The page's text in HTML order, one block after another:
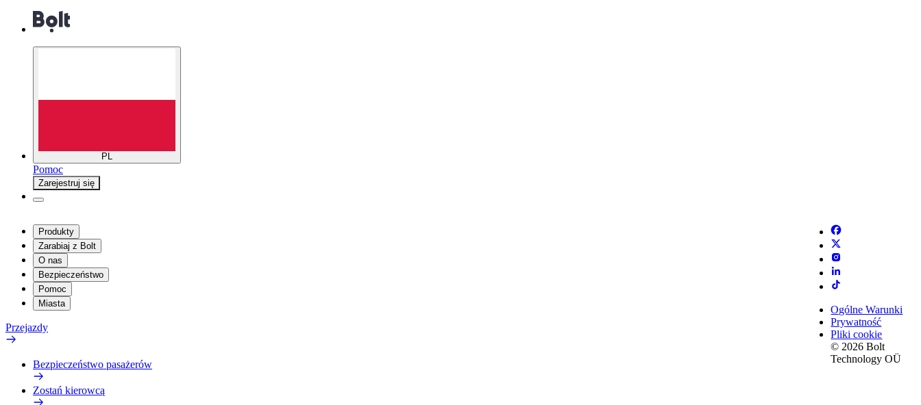
PL
Pomoc
Zarejestruj się
Produkty
Zarabiaj z Bolt
O nas
Bezpieczeństwo
Pomoc
Miasta
Przejazdy
Bezpieczeństwo pasażerów
Zostań kierowcą
Ogólne Warunki
Prywatność
Pliki cookie
© 2026 Bolt
Technology OÜ